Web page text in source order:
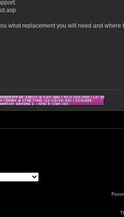
what replacement you will need and where